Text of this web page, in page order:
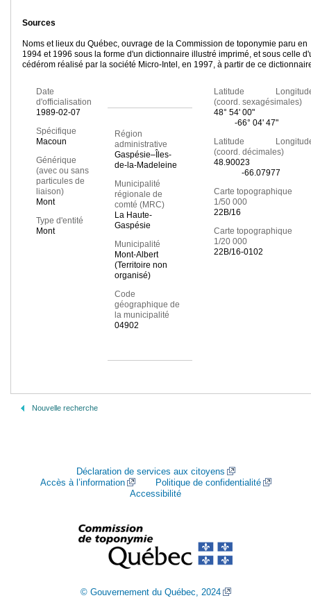
Sources
Noms et lieux du Québec, ouvrage de la Commission de toponymie paru en
1994 et 1996 sous la forme d'un dictionnaire illustré imprimé, et sous celle
cédérom réalisé par la société Micro-Intel, en 1997, à partir de ce
Date
d'officialisation
1989-02-07
Spécifique
Macoun
Générique
(avec ou sans
particules de
liaison)
Mont
Type d'entité
Mont
Région
administrative
Gaspésie–Îles-
de-la-Madeleine
Municipalité
régionale de
comté (MRC)
La Haute-
Gaspésie
Municipalité
Mont-Albert
(Territoire non
organisé)
Code
géographique de
la municipalité
04902
Latitude
(coord. sexagésimales)
48° 54' 00"
-66° 04' 47"
Latitude
(coord. décimales)
48.90023
-66.07977
Carte topographique
1/50 000
22B/16
Carte topographique
1/20 000
22B/16-0102
Nouvelle recherche
Déclaration de services aux citoyens
Accès à l’information
Politique de confidentialité
Accessibilité
© Gouvernement du Québec, 2024